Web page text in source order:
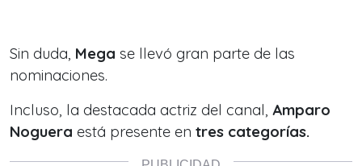
Sin duda, Mega se llevó gran parte de las
nominaciones.
Incluso, la destacada actriz del canal, Amparo
Noguera está presente en tres categorías.